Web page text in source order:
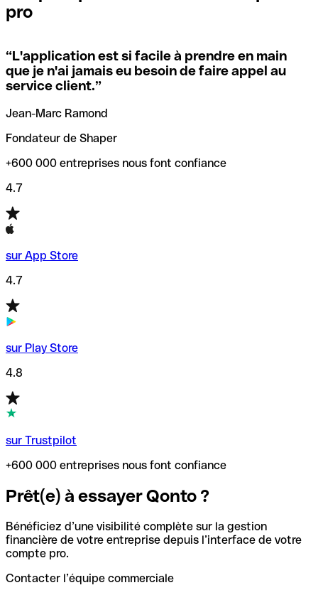
locales.
Si vous n'êtes pas sûr du code SWIFT que vous devriez
utiliser, nous avons développé un outil de recherche de
codes SWIFT par nom de banque.
vérification/recherche de codes SWIFT. Ainsi, vous pouvez
trouver et vérifier vos codes SWIFT avant de réaliser vos
transferts d’argent.
pro
“L'application est si facile à prendre en main
que je n'ai jamais eu besoin de faire appel au
service client.”
Jean-Marc Ramond
Fondateur de Shaper
+600 000 entreprises nous font confiance
4.7
sur App Store
4.7
sur Play Store
4.8
sur Trustpilot
+600 000 entreprises nous font confiance
Prêt(e) à essayer Qonto ?
Bénéficiez d’une visibilité complète sur la gestion
financière de votre entreprise depuis l’interface de votre
compte pro.
Contacter l’équipe commerciale